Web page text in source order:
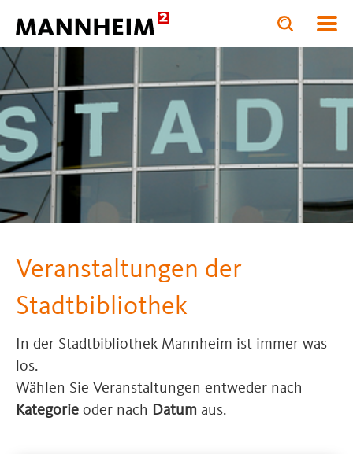
Toggle
search
input
form
Toggle
search
input
Veranstaltungen der
Stadtbibliothek
In der Stadtbibliothek Mannheim ist immer was
los.
Wählen Sie Veranstaltungen entweder nach
Kategorie oder nach Datum aus.